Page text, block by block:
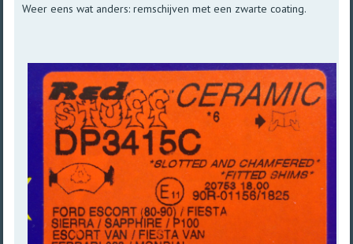
Weer eens wat anders: remschijven met een zwarte coating.